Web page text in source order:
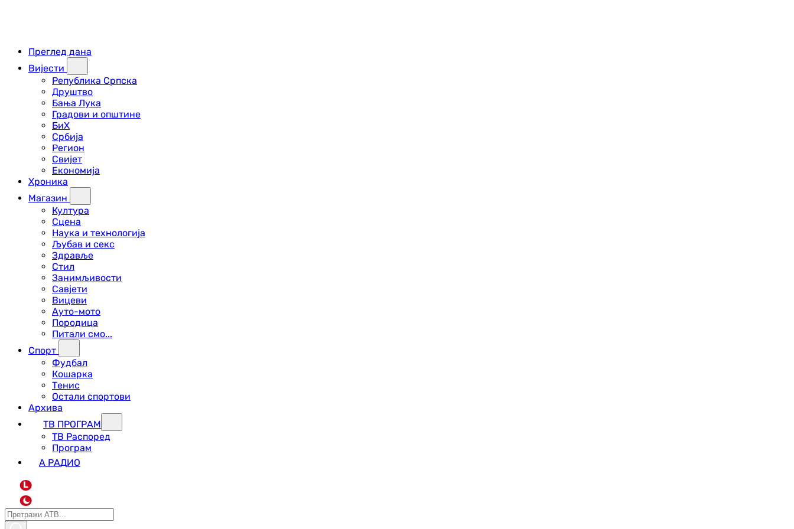
Преглед дана
Вијести
Република Српска
Друштво
Бања Лука
Градови и општине
БиХ
Србија
Регион
Свијет
Економија
Хроника
Магазин
Култура
Сцена
Наука и технологија
Љубав и секс
Здравље
Стил
Занимљивости
Савјети
Вицеви
Ауто-мото
Породица
Питали смо...
Спорт
Фудбал
Кошарка
Тенис
Остали спортови
Архива
ТВ ПРОГРАМ
ТВ Распоред
Програм
А РАДИО
L